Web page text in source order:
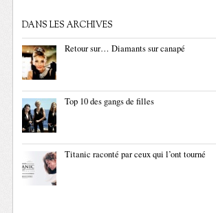
DANS LES ARCHIVES
Retour sur… Diamants sur canapé
Top 10 des gangs de filles
Titanic raconté par ceux qui l’ont tourné